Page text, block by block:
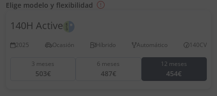
Elige modelo y flexibilidad
140H Active
2025 Ocasión Híbrido Automático 140CV
3 meses
503€
6 meses
487€
12 meses
454€